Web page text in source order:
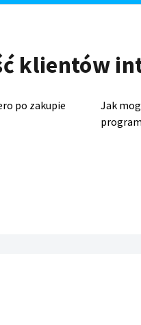
klientów
po zakupie
Jak